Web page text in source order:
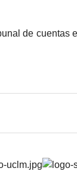
de cuentas